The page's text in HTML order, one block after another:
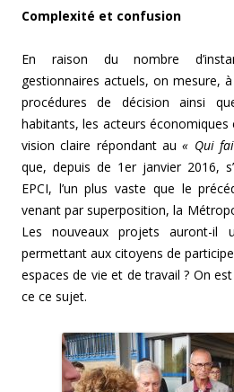
Complexité et confusion
En raison du nombre
gestionnaires actuels, on mesure,
procédures de décision ainsi
habitants, les acteurs économiques
vision claire répondant au« Qui
que, depuis de 1er janvier 2016,
EPCI, l’un plus vaste que le
venant par superposition, la
Les nouveaux projets auront-il
permettant aux citoyens de
espaces de vie et de travail ? On
ce ce sujet.